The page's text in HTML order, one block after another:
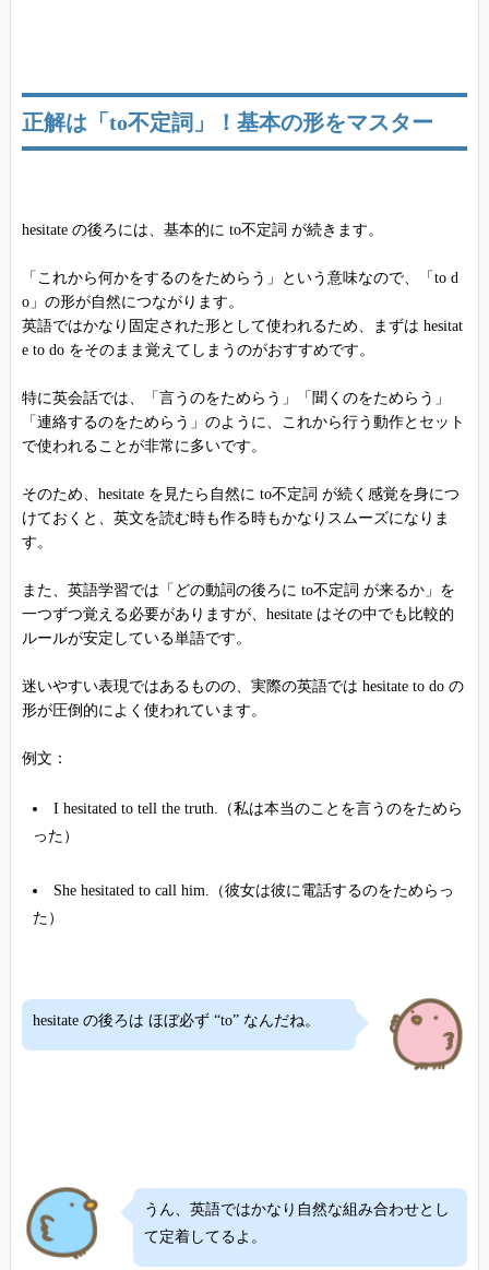
正解は「to不定詞」！基本の形をマスター
hesitate の後ろには、基本的に to不定詞 が続きます。
「これから何かをするのをためらう」という意味なので、「to d
o」の形が自然につながります。
英語ではかなり固定された形として使われるため、まずは hesitat
e to do をそのまま覚えてしまうのがおすすめです。
特に英会話では、「言うのをためらう」「聞くのをためらう」
「連絡するのをためらう」のように、これから行う動作とセット
で使われることが非常に多いです。
そのため、hesitate を見たら自然に to不定詞 が続く感覚を身につ
けておくと、英文を読む時も作る時もかなりスムーズになりま
す。
また、英語学習では「どの動詞の後ろに to不定詞 が来るか」を
一つずつ覚える必要がありますが、hesitate はその中でも比較的
ルールが安定している単語です。
迷いやすい表現ではあるものの、実際の英語では hesitate to do の
形が圧倒的によく使われています。
例文：
I hesitated to tell the truth.（私は本当のことを言うのをためら
った）
She hesitated to call him.（彼女は彼に電話するのをためらっ
た）
hesitate の後ろは ほぼ必ず “to” なんだね。
うん、英語ではかなり自然な組み合わせとし
て定着してるよ。